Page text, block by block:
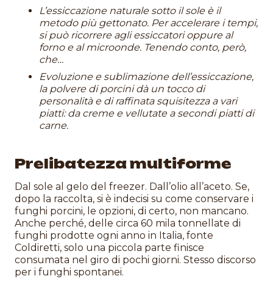
L’essiccazione naturale sotto il sole è il
metodo più gettonato. Per accelerare i tempi,
si può ricorrere agli essiccatori oppure al
forno e al microonde. Tenendo conto, però,
che…
Evoluzione e sublimazione dell’essiccazione,
la polvere di porcini dà un tocco di
personalità e di raffinata squisitezza a vari
piatti: da creme e vellutate a secondi piatti di
carne.
Prelibatezza multiforme
Dal sole al gelo del freezer. Dall’olio all’aceto. Se,
dopo la raccolta, si è indecisi su come conservare i
funghi porcini, le opzioni, di certo, non mancano.
Anche perché, delle circa 60 mila tonnellate di
funghi prodotte ogni anno in Italia, fonte
Coldiretti, solo una piccola parte finisce
consumata nel giro di pochi giorni. Stesso discorso
per i funghi spontanei.